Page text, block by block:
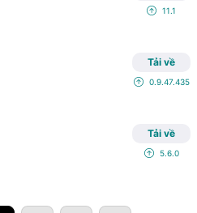
11.1
Tải về
0.9.47.435
Tải về
5.6.0